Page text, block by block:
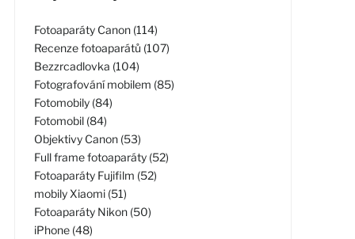
Fotoaparáty Canon (114)
Recenze fotoaparátů (107)
Bezzrcadlovka (104)
Fotografování mobilem (85)
Fotomobily (84)
Fotomobil (84)
Objektivy Canon (53)
Full frame fotoaparáty (52)
Fotoaparáty Fujifilm (52)
mobily Xiaomi (51)
Fotoaparáty Nikon (50)
iPhone (48)